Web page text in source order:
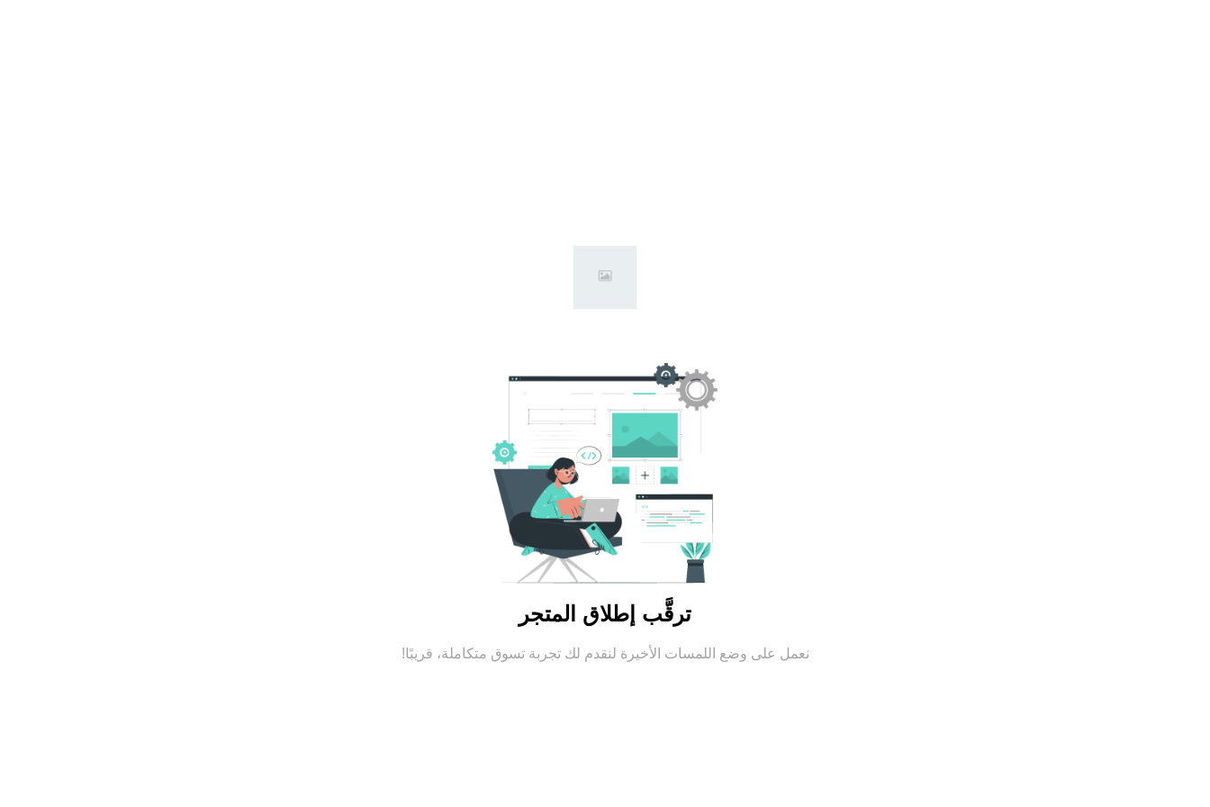
ترقَّب إطلاق المتجر
نعمل على وضع اللمسات الأخيرة لنقدم لك تجربة تسوق متكاملة، قريبًا!